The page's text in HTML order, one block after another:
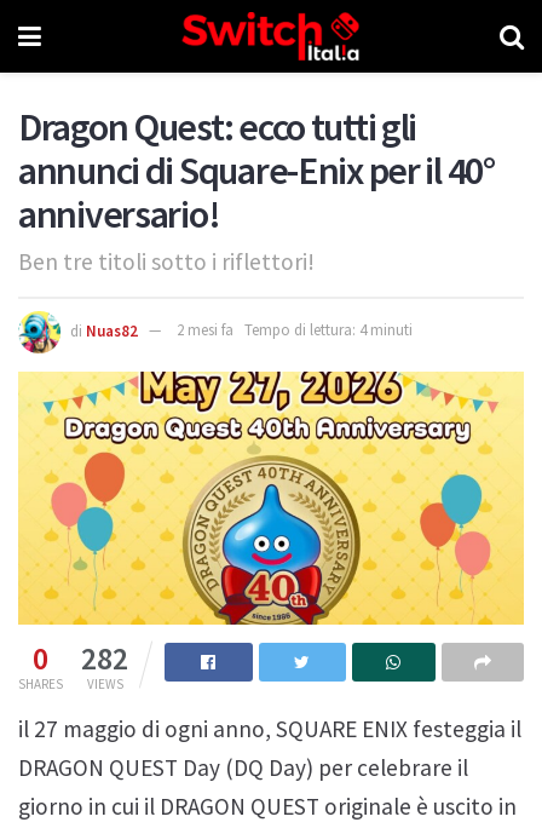
Dragon Quest: ecco tutti gli
annunci di Square-Enix per il 40°
anniversario!
Ben tre titoli sotto i riflettori!
di Nuas82 2 mesi fa Tempo di lettura: 4 minuti
0
SHARES
282
VIEWS
il 27 maggio di ogni anno, SQUARE ENIX festeggia il
DRAGON QUEST Day (DQ Day) per celebrare il
giorno in cui il DRAGON QUEST originale è uscito in